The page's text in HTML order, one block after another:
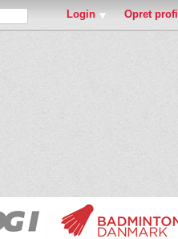
Login Opret profil